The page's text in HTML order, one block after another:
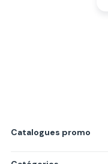
Catalogues promo